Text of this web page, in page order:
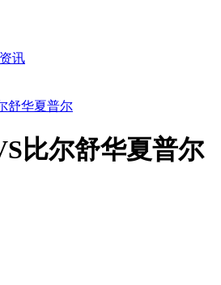
讯
舒华夏普尔
比尔舒华夏普尔